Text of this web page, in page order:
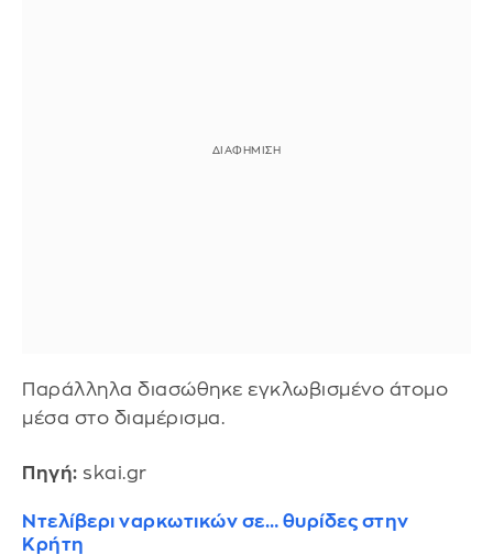
Παράλληλα διασώθηκε εγκλωβισμένο άτομο
μέσα στο διαμέρισμα.
Πηγή: skai.gr
Ντελίβερι ναρκωτικών σε… θυρίδες στην
Κρήτη